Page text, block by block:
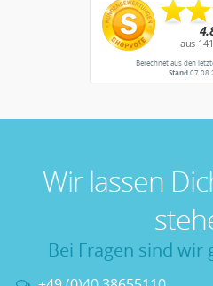
Berechnet aus den
Stand
Wir lassen
Bei Fragen sind wir